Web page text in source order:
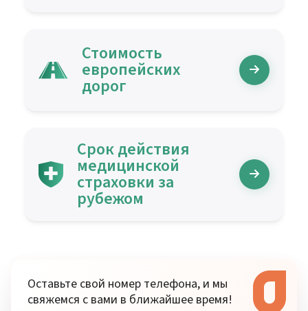
Стоимость
европейских
дорог
Срок действия
медицинской
страховки за
рубежом
Оставьте свой номер телефона, и мы
свяжемся с вами в ближайшее время!